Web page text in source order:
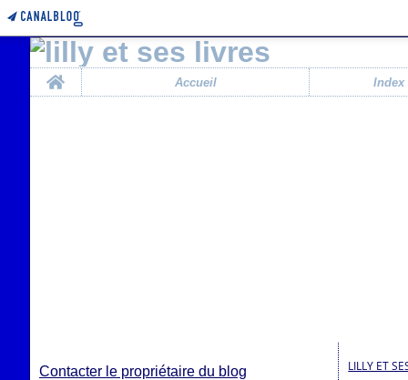
Home
Accueil Index
Contacter le propriétaire du blog LILLY ET